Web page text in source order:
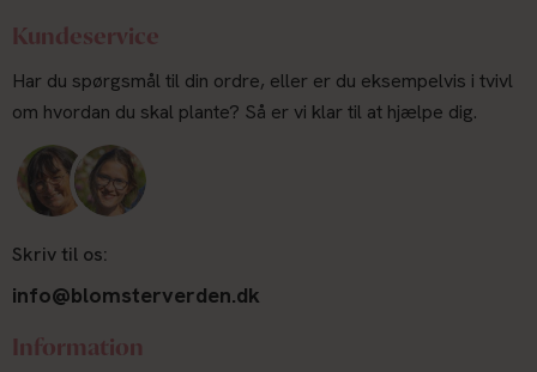
Kundeservice
Har du spørgsmål til din ordre, eller er du eksempelvis i tvivl
om hvordan du skal plante? Så er vi klar til at hjælpe dig.
Skriv til os:
info@blomsterverden.dk
Information